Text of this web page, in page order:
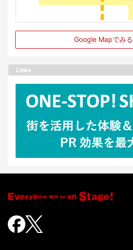
Google Mapでみる
Links